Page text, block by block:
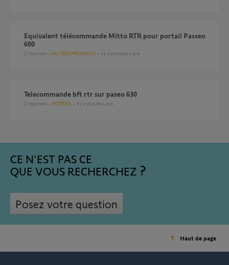
Equivalent télécommande Mitto RTR pour portail Passeo
600
2 réponses AUTRES PRODUITS il y a presque 4 ans
Telecommande bft rtr sur paseo 630
2 réponses PORTAIL il y a plus de 4 ans
CE N'EST PAS CE
QUE VOUS RECHERCHEZ
Posez votre question
Haut de page